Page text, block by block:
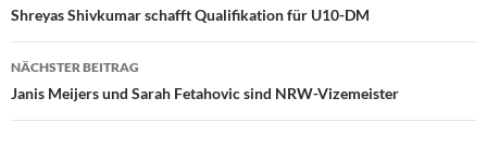
Shreyas Shivkumar schafft Qualifikation für U10-DM
NÄCHSTER BEITRAG
Janis Meijers und Sarah Fetahovic sind NRW-Vizemeister